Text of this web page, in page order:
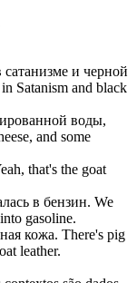
и черной
Satanism and black
воды,
and some
that's the goat
в бензин. We
gasoline.
кожа. There's pig
leather.